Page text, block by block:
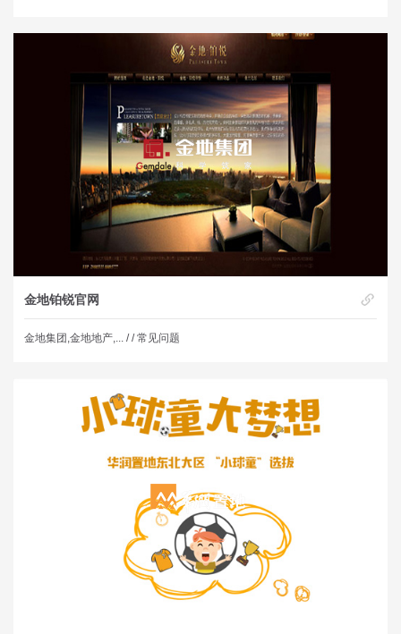
金地铂锐官网
金地集团,金地地产,... // 常见问题